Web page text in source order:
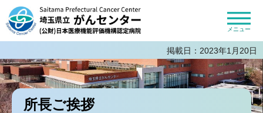
埼玉県立がんセンター 公益財団法人
日本医療機能評価機構認定病院
メニュー
掲載日：2023年1月20日
所長ご挨拶